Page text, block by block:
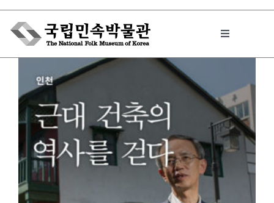
Skip
content
Toggle
박물관에서는
민속이야기
민속 인사이드